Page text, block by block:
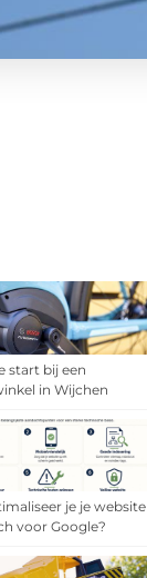
start bij een
in Wijchen
je je website
voor Google?